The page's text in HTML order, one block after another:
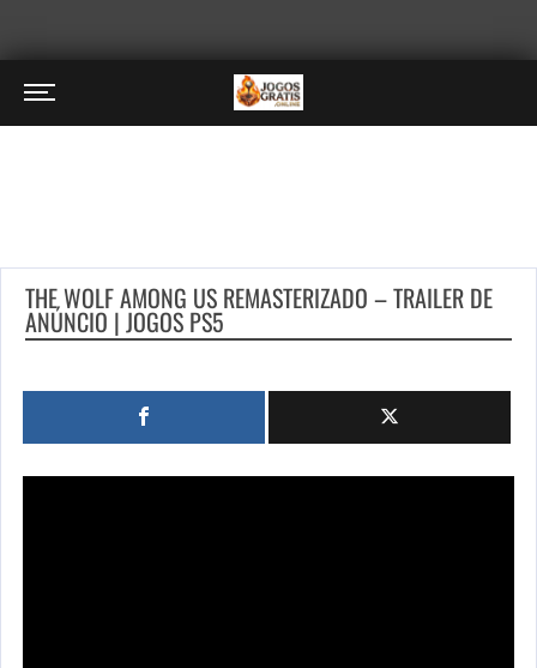
THE WOLF AMONG US REMASTERIZADO – TRAILER DE
ANÚNCIO | JOGOS PS5